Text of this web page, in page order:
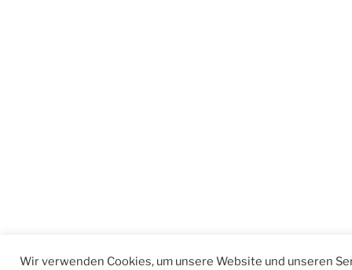
Wir verwenden Cookies, um unsere Website und unseren